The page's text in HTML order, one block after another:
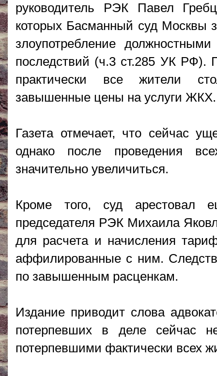
руководитель РЭК Павел
которых Басманный суд Москвы
злоупотребление
последствий (ч.3 ст.285 УК РФ).
практически все жители
завышенные цены на услуги ЖКХ.
Газета отмечает, что сейчас
однако после проведения
значительно увеличиться.
Кроме того, суд арестовал
председателя РЭК Михаила
для расчета и начисления
аффилированные с ним.
по завышенным расценкам.
Издание приводит слова
потерпевших в деле сейчас
потерпевшими фактически всех